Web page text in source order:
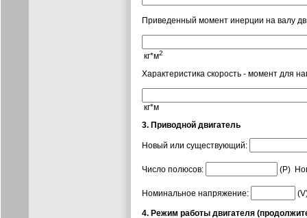
Приведенный момент инерции на валу
кг*м2
Характеристика скорость - момент для
кг*м
3. Приводной двигатель
Новый или существующий:
Число полюсов: (P)
Номинальное напряжение:
4. Режим работы двигателя